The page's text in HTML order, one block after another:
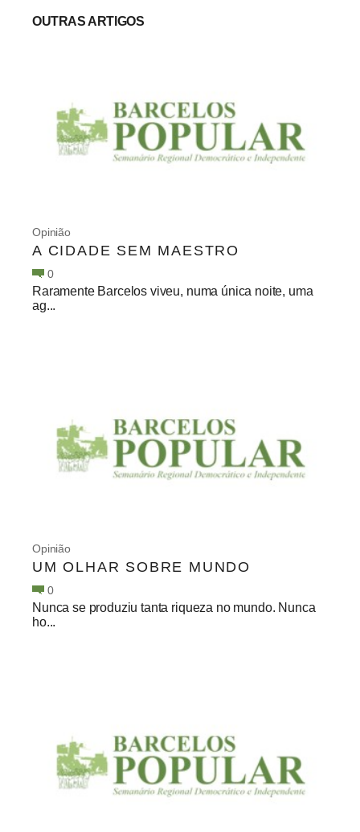
OUTRAS ARTIGOS
Opinião
A CIDADE SEM MAESTRO
0
Raramente Barcelos viveu, numa única noite, uma
ag...
Opinião
UM OLHAR SOBRE MUNDO
0
Nunca se produziu tanta riqueza no mundo. Nunca
ho...